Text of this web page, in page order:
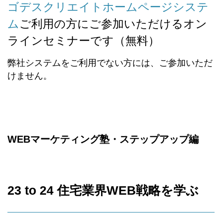
ゴデスクリエイトホームページシステ
ムご利用の方にご参加いただけるオン
ラインセミナーです（無料）
弊社システムをご利用でない方には、ご参加いただ
けません。
WEBマーケティング塾・ステップアップ編
23 to 24 住宅業界WEB戦略を学ぶ